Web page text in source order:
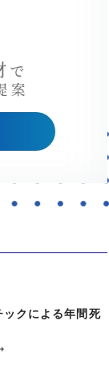
ックによる年間死